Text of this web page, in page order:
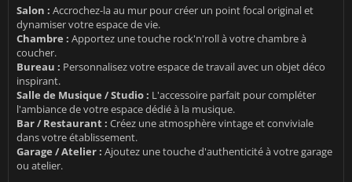
Salon : Accrochez-la au mur pour créer un point focal original et
dynamiser votre espace de vie.
Chambre : Apportez une touche rock'n'roll à votre chambre à
coucher.
Bureau : Personnalisez votre espace de travail avec un objet déco
inspirant.
Salle de Musique / Studio : L'accessoire parfait pour compléter
l'ambiance de votre espace dédié à la musique.
Bar / Restaurant : Créez une atmosphère vintage et conviviale
dans votre établissement.
Garage / Atelier : Ajoutez une touche d'authenticité à votre garage
ou atelier.